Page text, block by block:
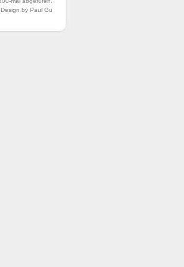
Design by Paul Gu